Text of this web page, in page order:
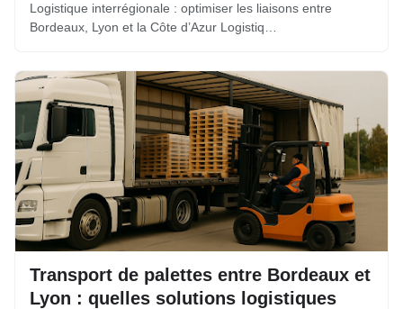
Logistique interrégionale : optimiser les liaisons entre
Bordeaux, Lyon et la Côte d’Azur Logistiq…
Transport de palettes entre Bordeaux et
Lyon : quelles solutions logistiques